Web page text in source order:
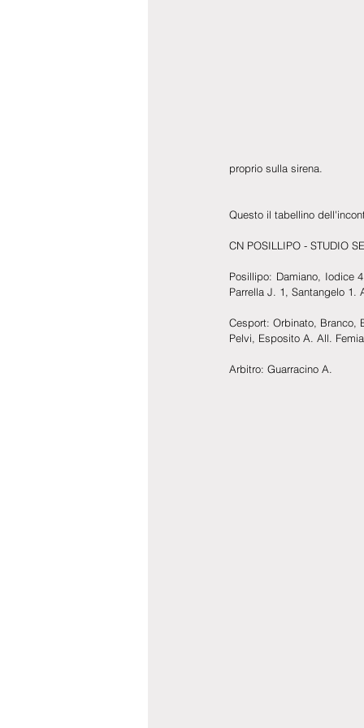
proprio sulla sirena.
Questo il tabellino
CN POSILLIPO - STUDIO
Posillipo: Damiano, Iodice
Parrella J. 1, Santangelo 1.
Cesport: Orbinato, Branco,
Pelvi, Esposito A. All.
Arbitro: Guarracino A.